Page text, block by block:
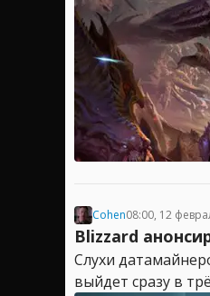
Cohen08:00, 12
Blizzard
Слухи
выйдет сразу в